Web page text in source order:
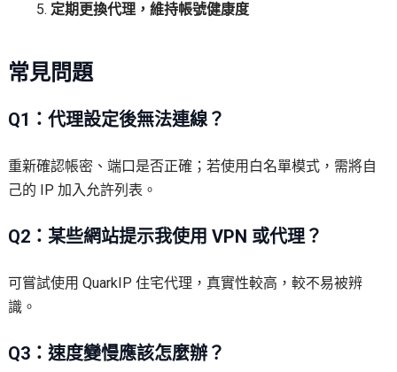
定期更換代理，維持帳號健康度
常見問題
Q1：代理設定後無法連線？
重新確認帳密、端口是否正確；若使用白名單模式，需將自
己的 IP 加入允許列表。
Q2：某些網站提示我使用 VPN 或代理？
可嘗試使用 QuarkIP 住宅代理，真實性較高，較不易被辨
識。
Q3：速度變慢應該怎麼辦？